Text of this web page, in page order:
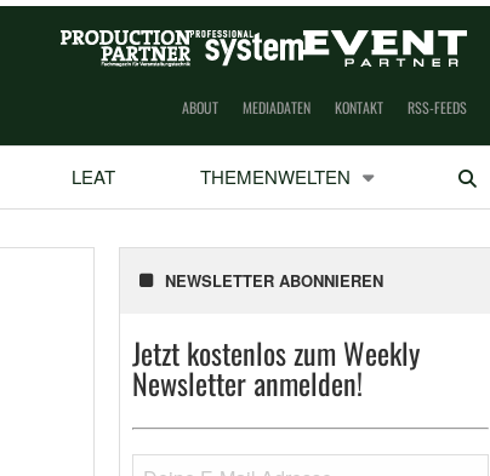
ABOUT MEDIADATEN KONTAKT RSS-FEEDS
LEAT THEMENWELTEN Suchen
NEWSLETTER ABONNIEREN
Jetzt kostenlos zum Weekly
Newsletter anmelden!